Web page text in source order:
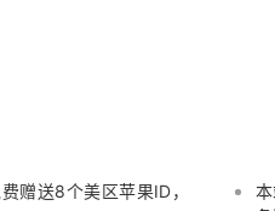
赠送8个美区苹果ID，